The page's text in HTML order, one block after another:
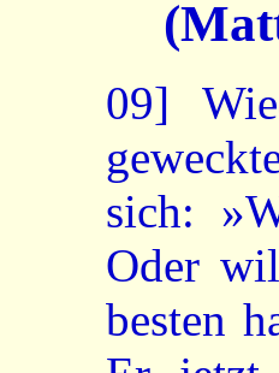
09]
sich:
Oder
besten